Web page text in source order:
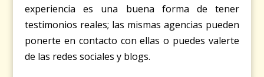
experiencia es una buena forma de tener
testimonios reales; las mismas agencias pueden
ponerte en contacto con ellas o puedes valerte
de las redes sociales y blogs.